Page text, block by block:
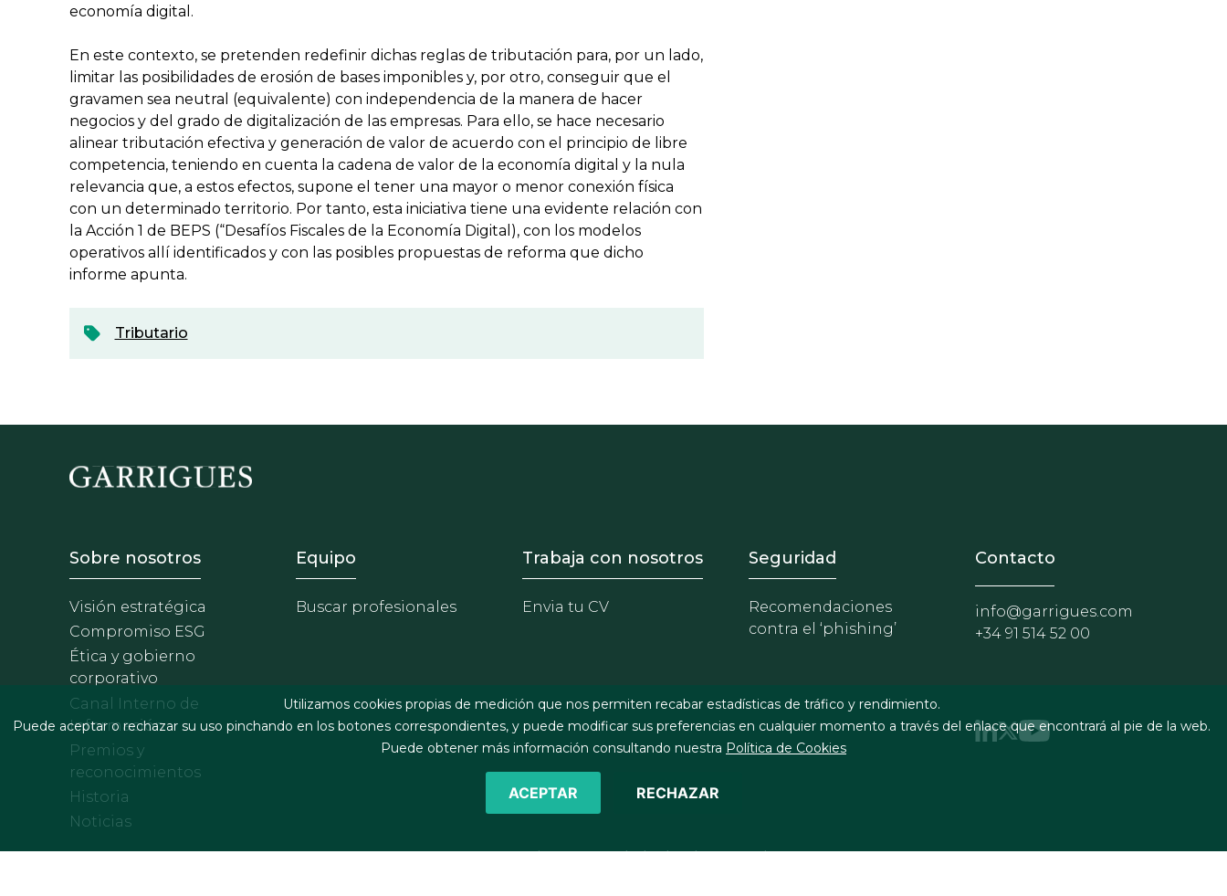
economía digital.
En este contexto, se pretenden redefinir dichas reglas de tributación para, por un lado,
limitar las posibilidades de erosión de bases imponibles y, por otro, conseguir que el
gravamen sea neutral (equivalente) con independencia de la manera de hacer
negocios y del grado de digitalización de las empresas. Para ello, se hace necesario
alinear tributación efectiva y generación de valor de acuerdo con el principio de libre
competencia, teniendo en cuenta la cadena de valor de la economía digital y la nula
relevancia que, a estos efectos, supone el tener una mayor o menor conexión física
con un determinado territorio. Por tanto, esta iniciativa tiene una evidente relación con
la Acción 1 de BEPS (“Desafíos Fiscales de la Economía Digital), con los modelos
operativos allí identificados y con las posibles propuestas de reforma que dicho
informe apunta.
Tributario
Footer - Sobre Nosotros
Sobre nosotros
Visión estratégica
Compromiso ESG
Ética y gobierno
corporativo
Canal Interno de
Información
Premios y
reconocimientos
Historia
Noticias
Footer - Equipo
Equipo
Buscar profesionales
Footer - Trabaja con nosotros
Trabaja con nosotros
Envia tu CV
Footer - Extranet y herramientas
Seguridad
Recomendaciones
contra el ‘phishing’
Contacto
info@garrigues.com
+34 91 514 52 00
©2026 J&A Garrigues, S.L.P. Todos los derechos reservados
Utilizamos cookies propias de medición que nos permiten recabar estadísticas de tráfico y rendimiento.
Puede aceptar o rechazar su uso pinchando en los botones correspondientes, y puede modificar sus preferencias en cualquier momento a través del enlace que encontrará al pie de la web.
Puede obtener más información consultando nuestra Política de Cookies
ACEPTAR RECHAZAR